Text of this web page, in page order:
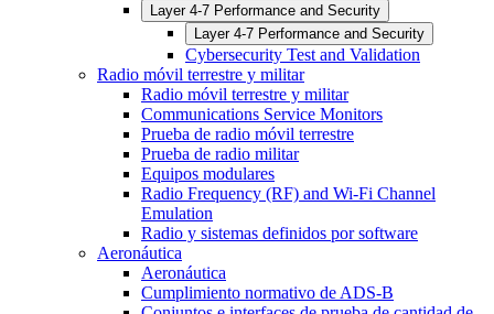
Layer 4-7 Performance and Security
Layer 4-7 Performance and Security
Cybersecurity Test and Validation
Radio móvil terrestre y militar
Radio móvil terrestre y militar
Communications Service Monitors
Prueba de radio móvil terrestre
Prueba de radio militar
Equipos modulares
Radio Frequency (RF) and Wi-Fi Channel
Emulation
Radio y sistemas definidos por software
Aeronáutica
Aeronáutica
Cumplimiento normativo de ADS-B